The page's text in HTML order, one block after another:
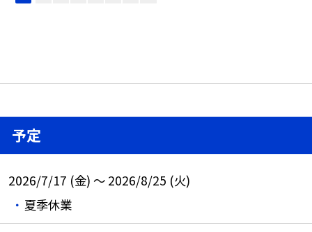
予定
2026/7/17 (金) ～ 2026/8/25 (火)
夏季休業